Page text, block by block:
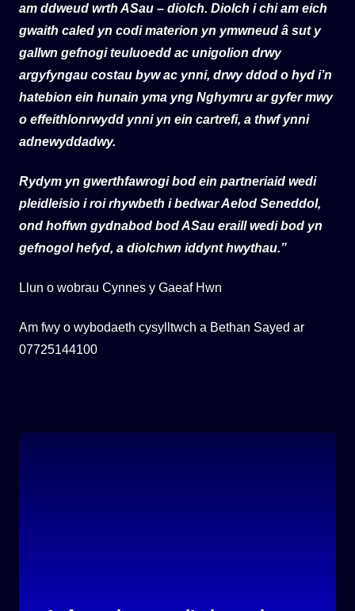
am ddweud wrth ASau – diolch. Diolch i chi am eich
gwaith caled yn codi materion yn ymwneud â sut y
gallwn gefnogi teuluoedd ac unigolion drwy
argyfyngau costau byw ac ynni, drwy ddod o hyd i’n
hatebion ein hunain yma yng Nghymru ar gyfer mwy
o effeithlonrwydd ynni yn ein cartrefi, a thwf ynni
adnewyddadwy.
Rydym yn gwerthfawrogi bod ein partneriaid wedi
pleidleisio i roi rhywbeth i bedwar Aelod Seneddol,
ond hoffwn gydnabod bod ASau eraill wedi bod yn
gefnogol hefyd, a diolchwn iddynt hwythau.”
Llun o wobrau Cynnes y Gaeaf Hwn
Am fwy o wybodaeth cysylltwch a Bethan Sayed ar
07725144100